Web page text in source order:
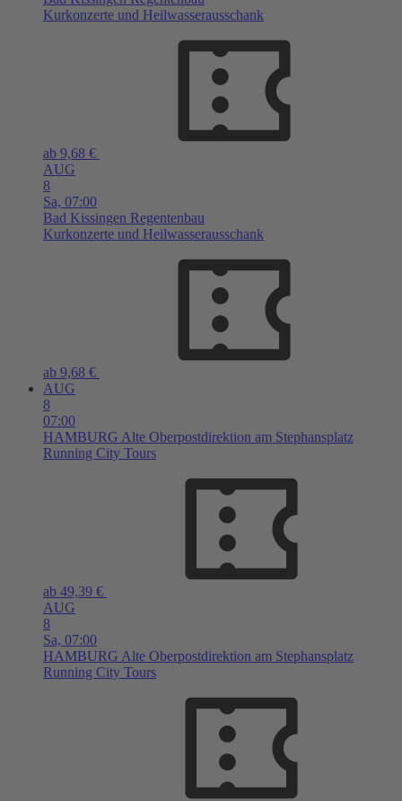
Kurkonzerte und Heilwasserausschank
ab 9,68 €
AUG
8
Sa, 07:00
Bad Kissingen Regentenbau
Kurkonzerte und Heilwasserausschank
ab 9,68 €
AUG
8
07:00
HAMBURG Alte Oberpostdirektion am Stephansplatz
Running City Tours
ab 49,39 €
AUG
8
Sa, 07:00
HAMBURG Alte Oberpostdirektion am Stephansplatz
Running City Tours